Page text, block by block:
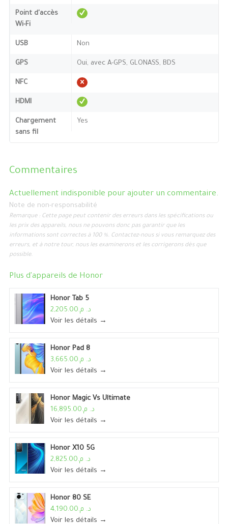
Point d'accès
Wi-Fi
USB Non
GPS Oui, avec A-GPS, GLONASS, BDS
NFC
HDMI
Chargement
sans fil
Yes
Commentaires
Actuellement indisponible pour ajouter un commentaire.
Note de non-responsabilité
Remarque : Cette page peut contenir des erreurs dans les spécifications ou
les prix des appareils, nous ne pouvons donc pas garantir que les
informations sont correctes à 100 %. Contactez-nous si vous remarquez des
erreurs, et à notre tour, nous les examinerons et les corrigerons dès que
possible.
Plus d'appareils de Honor
Honor Tab 5
د. م.2,205.00
Voir les détails →
Honor Pad 8
د. م.3,665.00
Voir les détails →
Honor Magic Vs Ultimate
د. م.16,895.00
Voir les détails →
Honor X10 5G
د. م.2,825.00
Voir les détails →
Honor 80 SE
د. م.4,190.00
Voir les détails →